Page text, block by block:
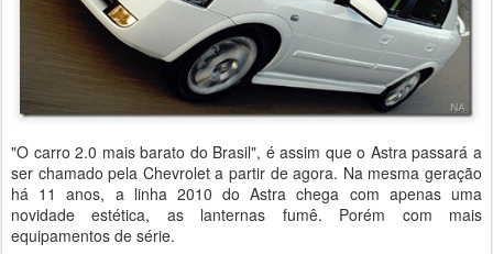
"O carro 2.0 mais barato do Brasil", é assim que o Astra passará a
ser chamado pela Chevrolet a partir de agora. Na mesma geração
há 11 anos, a linha 2010 do Astra chega com apenas uma
novidade estética, as lanternas fumê. Porém com mais
equipamentos de série.